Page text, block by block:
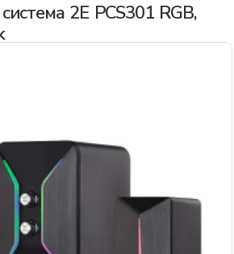
2E PCS301 RGB,